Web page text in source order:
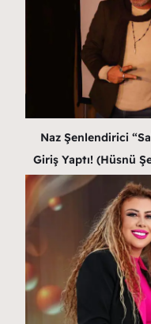
Naz Şenlendirici
Giriş Yaptı! (Hüsnü